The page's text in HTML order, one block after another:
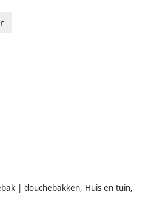
| douchebakken, Huis en tuin,